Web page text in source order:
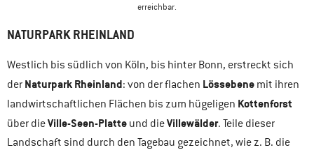
erreichbar.
NATURPARK RHEINLAND
Westlich bis südlich von Köln, bis hinter Bonn, erstreckt sich
der Naturpark Rheinland: von der flachen Lössebene mit ihren
landwirtschaftlichen Flächen bis zum hügeligen Kottenforst
über dieVille-Seen-Platte und dieVillewälder. Teile dieser
Landschaft sind durch den Tagebau gezeichnet, wie z. B. die